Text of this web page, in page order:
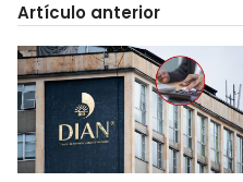
Artículo anterior